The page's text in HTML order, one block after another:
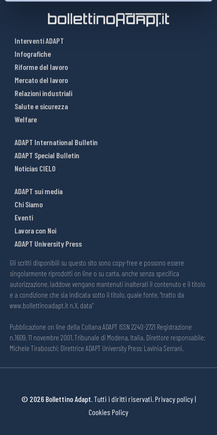
Interventi ADAPT
Infografiche
Riforme del lavoro
Mercato del lavoro
Relazioni industriali
Salute e sicurezza
Welfare
ADAPT International Bulletin
ADAPT Special Bulletin
Noticias CIELO
ADAPT sui media
Chi Siamo
Eventi
Lavora con Noi
ADAPT University Press
Gli scritti disponibili su questo sito sono copy-free e possono essere
singolarmente riprodotti on line o su carta, anche senza specifica
autorizzazione, laddove vengano mantenuti inalterati il contenuto e il titolo
e a condizione che sia indicata sotto il titolo, quale fonte, “tratto da
www.bollettinoadapt.it n.X, data“
Pubblicazione on line della Collana ADAPT ISSN 2240-2721 Registrazione
n.1609, 11 novembre 2001, Tribunale di Modena, Italia. Direttore responsabile:
Michele Tiraboschi; Direttrice ADAPT University Press: Lavinia Serrani.
© 2026 Bollettino Adapt.Tutti i diritti riservati.Privacy policy|
Cookies Policy